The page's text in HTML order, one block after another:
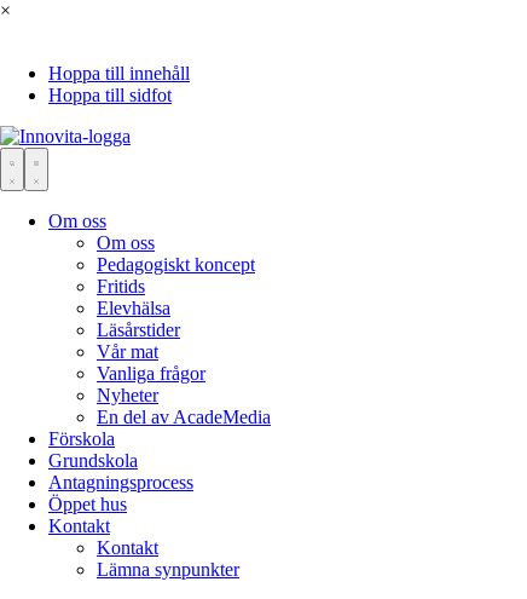
×
Hoppa till innehåll
Hoppa till sidfot
Om oss
Om oss
Pedagogiskt koncept
Fritids
Elevhälsa
Läsårstider
Vår mat
Vanliga frågor
Nyheter
En del av AcadeMedia
Förskola
Grundskola
Antagningsprocess
Öppet hus
Kontakt
Kontakt
Lämna synpunkter